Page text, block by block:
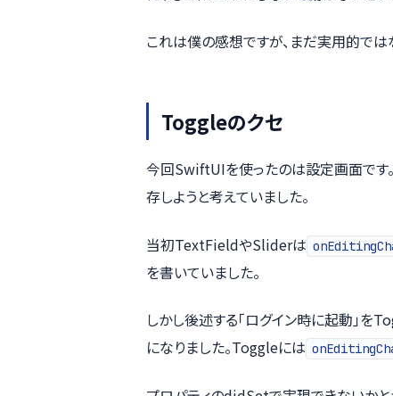
これは僕の感想ですが、まだ実用的では
Toggleのクセ
今回SwiftUIを使ったのは設定画面です
存しようと考えていました。
当初TextFieldやSliderは
を書いていました。
しかし後述する「ログイン時に起動」を
になりました。Toggleには